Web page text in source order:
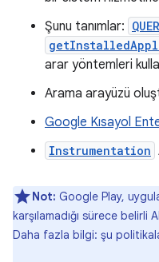
Şunu tanımlar:
arar yöntemleri
Arama arayüzü
Google Kısayol
Instrumentation
Not: Google Play,
karşılamadığı sürece belirli
Daha fazla bilgi: şu